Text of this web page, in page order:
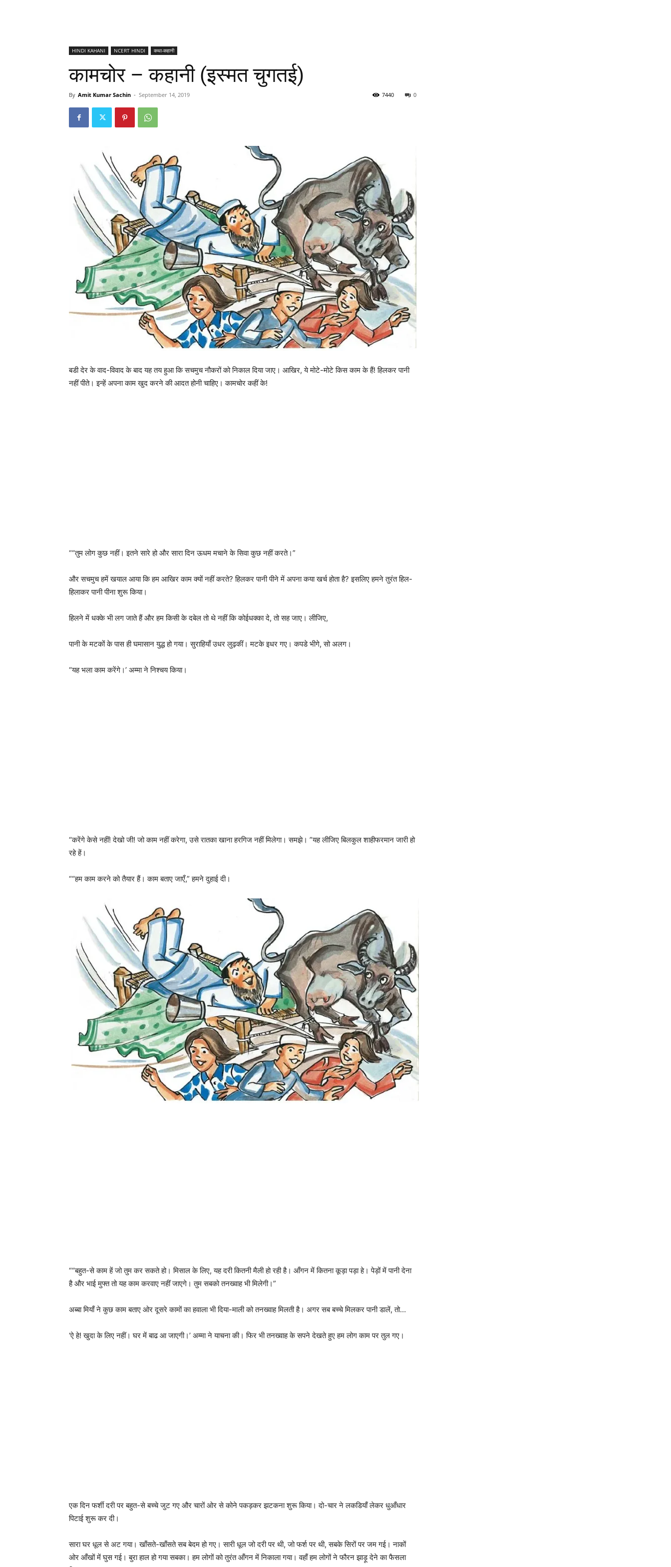
HINDI KAHANI NCERT HINDI कथा-कहानी
कामचोर – कहानी (इस्मत चुगतई)
By Amit Kumar Sachin - September 14, 2019 0
7440
बडी देर के वाद-विवाद के बाद यह तय हुआ कि सचमुच नौकरों को निकाल दिया जाए। आखिर, ये मोटे-मोटे किस काम के हैं! हिलकर पानी
नहीं पीते। इन्हें अपना काम खुद करने की आदत होनी चाहिए। कामचोर कहीं के!
““तुम लोग कुछ नहीं। इतने सारे हो और सारा दिन ऊधम मचाने के सिवा कुछ नहीं करते।”
और सचमुच हमें खयाल आया कि हम आखिर काम क्‍यों नहीं करते? हिलकर पानी पीने में अपना कया खर्च होता है? इसलिए हमने तुरंत हिल-
हिलाकर पानी पीना शुरू किया।
हिलने में धक्के भी लग जाते हैं और हम किसी के दबेल तो थे नहीं कि कोईधक्का दे, तो सह जाए। लीजिए,
पानी के मटकों के पास ही घमासान युद्ध हो गया। सुराहियाँ उधर लुढ़कीं। मटके इधर गए। कपडे भीगे, सो अलग।
“यह भला काम करेंगे।’ अम्मा ने निश्चय किया।
“करेंगे केसे नहीं! देखो जी! जो काम नहीं करेगा, उसे रातका खाना हरगिज नहीं मिलेगा। समझे। ”यह लीजिए बिलकुल शाहीफरमान जारी हो
रहे हें।
““हम काम करने को तैयार हैं। काम बताए जाएँ,” हमने दुहाई दी।
““बहुत-से काम हें जो तुम कर सकते हो। मिसाल के लिए, यह दरी कितनी मैली हो रही है। आँगन में कितना कूड़ा पड़ा हे। पेड़ों में पानी देना
है और भाई मुफ्त तो यह काम करवाए नहीं जाएगे। तुम सबको तनख्वाह भी मिलेगी।”
अब्बा मियाँ ने कुछ काम बताए ओर दूसरे कामों का हवाला भी दिया-माली को तनख्वाह मिलती है। अगर सब बच्चे मिलकर पानी डालें, तो…
‘ऐ हे! खुदा के लिए नहीं। घर में बाढ आ जाएगी।’ अम्मा ने याचना की। फिर भी तनख्वाह के सपने देखते हुए हम लोग काम पर तुल गए।
एक दिन फर्शी दरी पर बहुत-से बच्चे जुट गए और चारों ओर से कोने पकड़कर झटकना शुरू किया। दो-चार ने लकडियाँ लेकर धुआँधार
पिटाई शुरू कर दी।
सारा घर धूल से अट गया। खाँसते-खाँसते सब बेदम हो गए। सारी धूल जो दरी पर थी, जो फर्श पर थी, सबके सिरों पर जम गई। नाकों
ओर आँखों में घुस गई। बुरा हाल हो गया सबका। हम लोगों को तुरंत आँगन में निकाला गया। वहाँ हम लोगों ने फौरन झाड़ू देने का फैसला